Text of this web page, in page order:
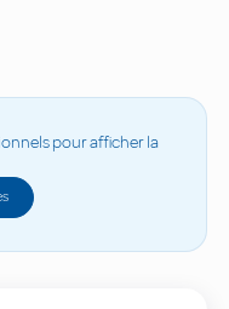
pour afficher la